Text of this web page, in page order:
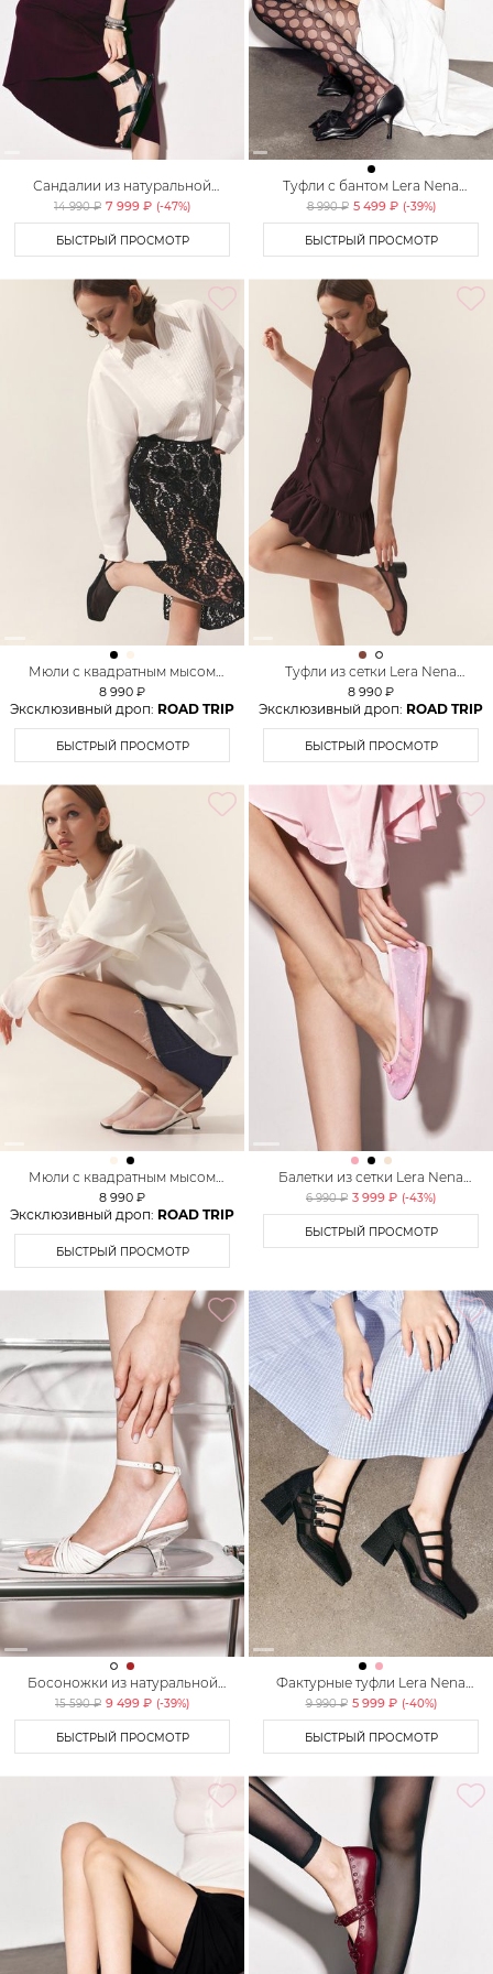
Сандалии из натуральной
кожи Lera Nena
14 990 ₽ 7 999 ₽ (-47%)
БЫСТРЫЙ ПРОСМОТР
Туфли с бантом Lera Nena
Unreal
8 990 ₽ 5 499 ₽ (-39%)
БЫСТРЫЙ ПРОСМОТР
Мюли с квадратным мысом
Lera Nena Unreal
8 990 ₽
Эксклюзивный дроп: ROAD TRIP
БЫСТРЫЙ ПРОСМОТР
Туфли из сетки Lera Nena
Unreal
8 990 ₽
Эксклюзивный дроп: ROAD TRIP
БЫСТРЫЙ ПРОСМОТР
Мюли с квадратным мысом
Lera Nena Unreal
8 990 ₽
Эксклюзивный дроп: ROAD TRIP
БЫСТРЫЙ ПРОСМОТР
Балетки из сетки Lera Nena
Unreal
6 990 ₽ 3 999 ₽ (-43%)
БЫСТРЫЙ ПРОСМОТР
Босоножки из натуральной
кожи Lera Nena
15 590 ₽ 9 499 ₽ (-39%)
БЫСТРЫЙ ПРОСМОТР
Фактурные туфли Lera Nena
Unreal
9 990 ₽ 5 999 ₽ (-40%)
БЫСТРЫЙ ПРОСМОТР